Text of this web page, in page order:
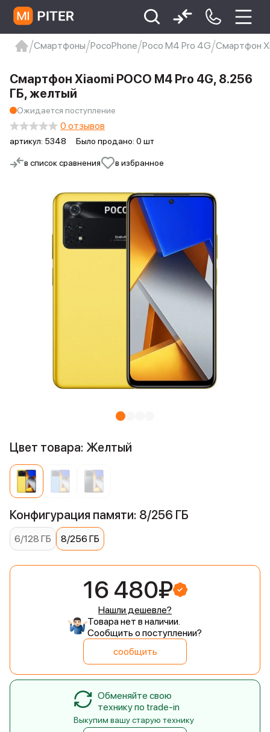
Xiaomi 9 про
xiaomi redmi 12c
Смартфоны PocoPhone Poco M4 Pro 4G Смартфон
в список сравнения в избранное
Смартфон Xiaomi POCO M4 Pro 4G, 8.256
ГБ, желтый
Ожидается поступление
артикул: 5348 Было продано: 0 шт
0 отзывов
Цвет товара: Желтый
Конфигурация памяти: 8/256 ГБ
6/128 ГБ 8/256 ГБ
16 480₽
Нашли дешевле?
Товара нет в наличии.
Сообщить о поступлении?
сообщить
Обменяйте свою
технику по trade-in
Выкупим вашу старую технику